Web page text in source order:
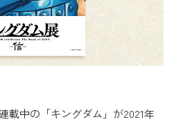
載中の「キングダム」が2021年